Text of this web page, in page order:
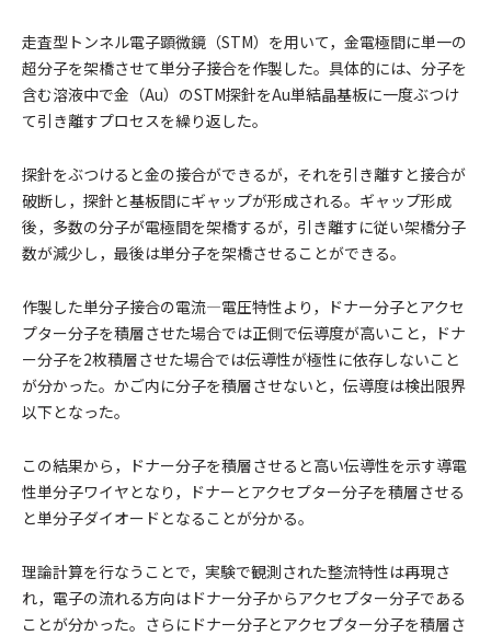
走査型トンネル電子顕微鏡（STM）を用いて，金電極間に単一の
超分子を架橋させて単分子接合を作製した。具体的には、分子を
含む溶液中で金（Au）のSTM探針をAu単結晶基板に一度ぶつけ
て引き離すプロセスを繰り返した。
探針をぶつけると金の接合ができるが，それを引き離すと接合が
破断し，探針と基板間にギャップが形成される。ギャップ形成
後，多数の分子が電極間を架橋するが，引き離すに従い架橋分子
数が減少し，最後は単分子を架橋させることができる。
作製した単分子接合の電流―電圧特性より，ドナー分子とアクセ
プター分子を積層させた場合では正側で伝導度が高いこと，ドナ
ー分子を2枚積層させた場合では伝導性が極性に依存しないこと
が分かった。かご内に分子を積層させないと，伝導度は検出限界
以下となった。
この結果から，ドナー分子を積層させると高い伝導性を示す導電
性単分子ワイヤとなり，ドナーとアクセプター分子を積層させる
と単分子ダイオードとなることが分かる。
理論計算を行なうことで，実験で観測された整流特性は再現さ
れ，電子の流れる方向はドナー分子からアクセプター分子である
ことが分かった。さらにドナー分子とアクセプター分子を積層さ